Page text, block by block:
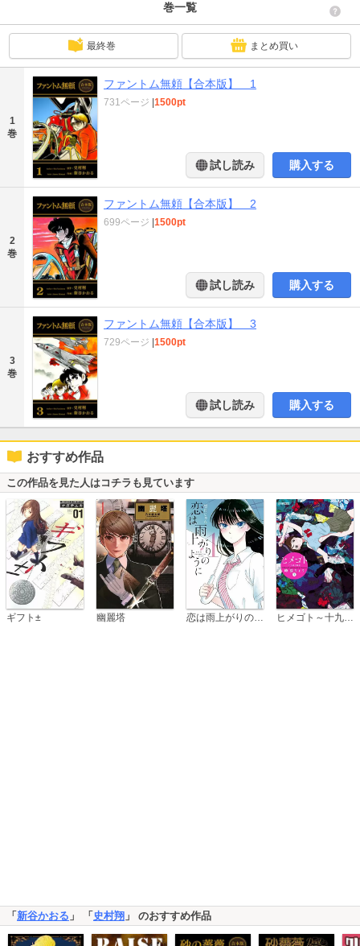
巻一覧
最終巻 まとめ買い
1
巻
ファントム無頼【合本版】 1
731ページ 1500pt
試し読み 購入する
2
巻
ファントム無頼【合本版】 2
699ページ 1500pt
試し読み 購入する
3
巻
ファントム無頼【合本版】 3
729ページ 1500pt
試し読み 購入する
おすすめ作品
この作品を見た人はコチラも見ています
ギフト± 幽麗塔 恋は雨上がりのように ヒメゴト～十九歳の制服～
「 新谷かおる 」 「 史村翔 」 のおすすめ作品